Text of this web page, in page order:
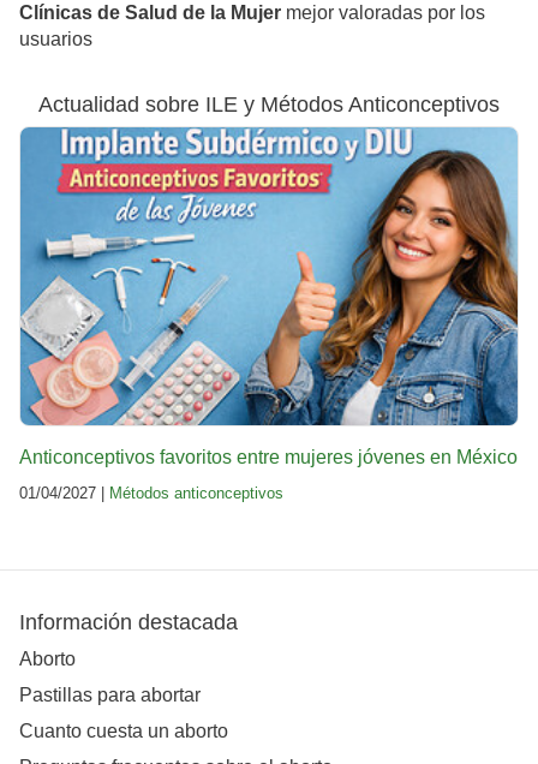
Clínicas de Salud de la Mujer mejor valoradas por los
usuarios
Actualidad sobre ILE y Métodos Anticonceptivos
Anticonceptivos favoritos entre mujeres jóvenes en México
01/04/2027 | Métodos anticonceptivos
Información destacada
Aborto
Pastillas para abortar
Cuanto cuesta un aborto